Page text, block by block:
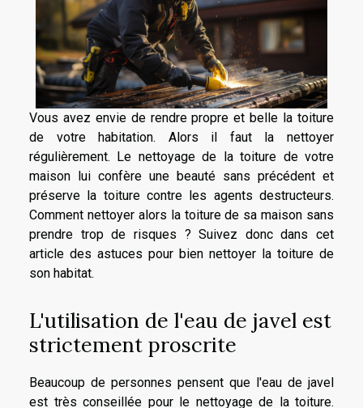
Vous avez envie de rendre propre et belle la toiture
de votre habitation. Alors il faut la nettoyer
régulièrement. Le nettoyage de la toiture de votre
maison lui confère une beauté sans précédent et
préserve la toiture contre les agents destructeurs.
Comment nettoyer alors la toiture de sa maison sans
prendre trop de risques ? Suivez donc dans cet
article des astuces pour bien nettoyer la toiture de
son habitat.
L'utilisation de l'eau de javel est
strictement proscrite
Beaucoup de personnes pensent que l'eau de javel
est très conseillée pour le nettoyage de la toiture.